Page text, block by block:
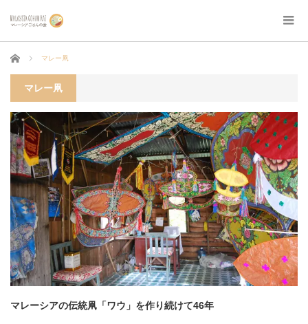
ホーム マレー凧
マレー凧
マレーシアの伝統凧「ワウ」を作り続けて46年